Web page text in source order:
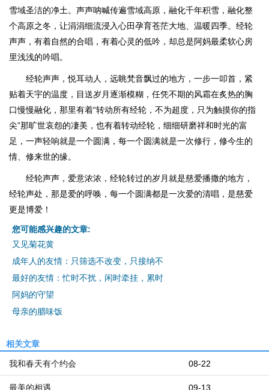
雪域圣洁的净土。声声呐喊传遍雪域高原，融化千年积雪，融化整
个高原之冬，让涓涓细流浸入心田孕育苍茫大地、温暖四季。经轮
声声，有着自然的合唱，有着心灵的低吟，却总是阿妈最柔软心房
里浅浅的吟唱。
经轮声声，悦耳动人，远眺梵音飘过的地方，一步一叩首，紧
贴着天宇的温度，目送岁月逐渐模糊，任凭不期的风霜在炙热的胸
口慢慢融化，那里有着“转动所有经轮，不为超度，只为触摸你的指
尖”那旷世哀怨的凄美，也有着转动经轮，细细研磨祥和时光的富
足，一声轻响就是一个圆满，每一个圆满就是一次修行，修今生的
情、修来世的缘。
经轮声声，爱意浓浓，经轮转过的岁月就是慈爱播撒的地方，
经轮声处，那是爱的呼唤，每一个圆满都是一次爱的清唱，是慈爱
更是博爱！
您可能感兴趣的文章:
又见菊花黄
成年人的友情：只筛选不改变，只接纳不
最好的友情：忙时不扰，闲时牵挂，累时
阿妈的守望
母亲的腊味饭
相关文章
08-22
我和春天有个约会
09-13
最美的相遇